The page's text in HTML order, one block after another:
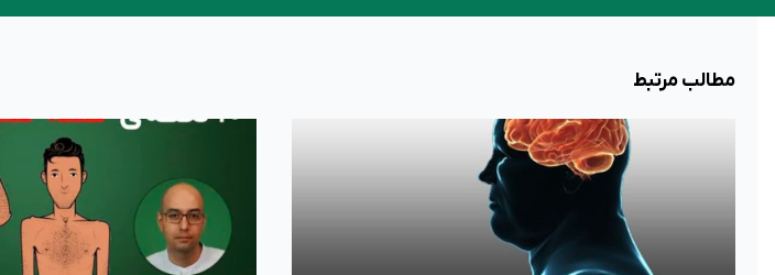
مطالب مرتبط